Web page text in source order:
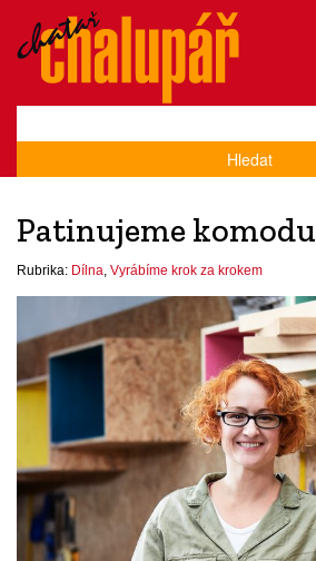
Hledat
Patinujeme komodu
Rubrika: Dílna Vyrábíme krok za krokem